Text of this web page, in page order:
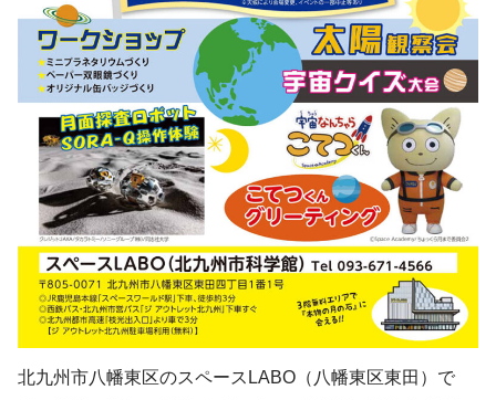
北九州市八幡東区のスペースLABO（八幡東区東田）で